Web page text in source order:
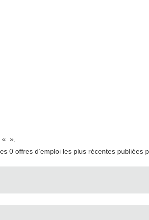
« ».
0 offres d’emploi les plus récentes publiées